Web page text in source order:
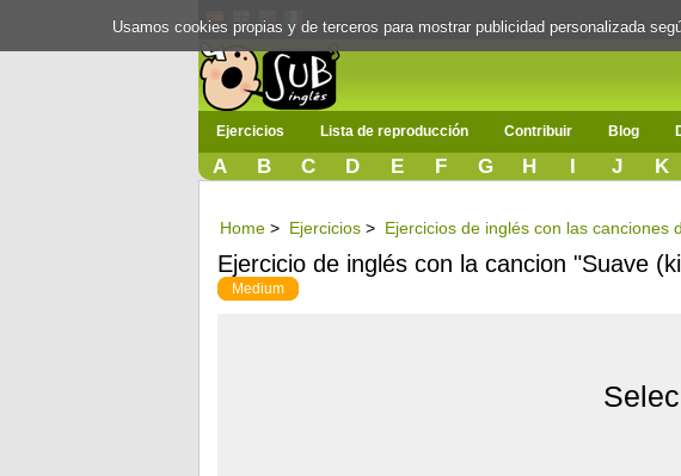
Ejercicios Lista de reproducción Contribuir Blog
A B C D E F G H I J K
Home > Ejercicios > Ejercicios de inglés con las canciones
Ejercicio de inglés con la cancion "Suave
Medium
Usamos cookies propias y de terceros para mostrar publicidad personalizada